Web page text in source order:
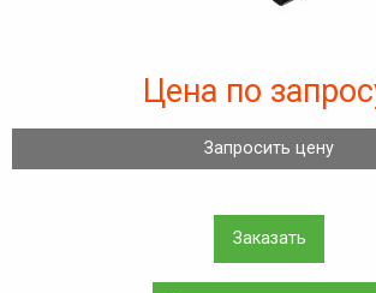
Цена по
Запросить цену
Заказать